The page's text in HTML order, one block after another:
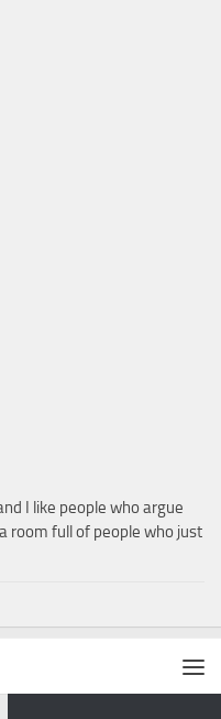
I like people who argue
room full of people who just